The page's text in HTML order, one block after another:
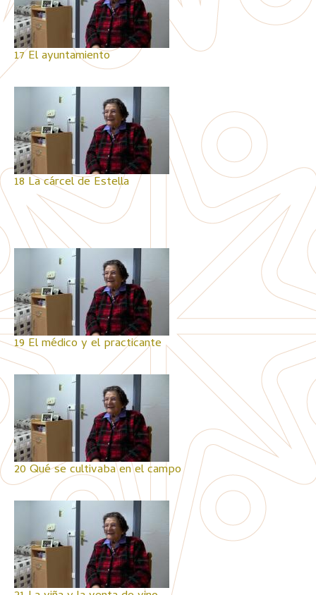
17 El ayuntamiento
18 La cárcel de Estella
19 El médico y el practicante
20 Qué se cultivaba en el campo